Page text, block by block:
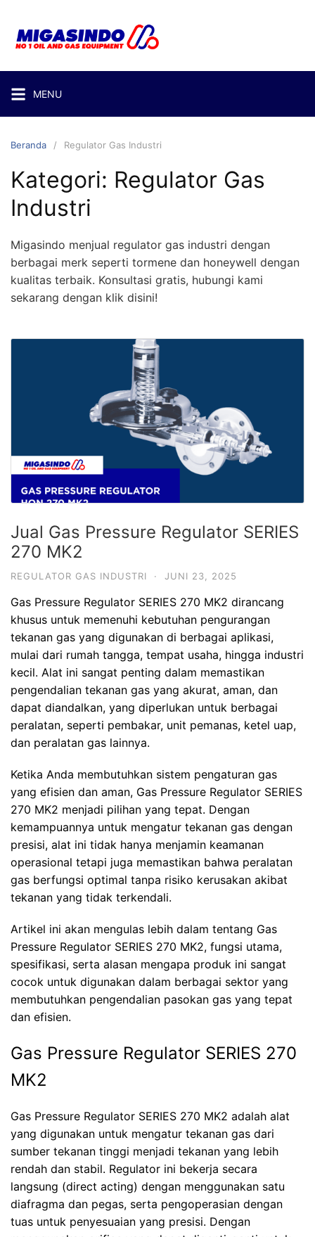
MENU
Beranda Regulator Gas Industri
Kategori: Regulator Gas
Industri
Migasindo menjual regulator gas industri dengan
berbagai merk seperti tormene dan honeywell dengan
kualitas terbaik. Konsultasi gratis, hubungi kami
sekarang dengan klik disini!
Jual Gas Pressure Regulator SERIES
270 MK2
REGULATOR GAS INDUSTRI · JUNI 23, 2025
Gas Pressure Regulator SERIES 270 MK2 dirancang
khusus untuk memenuhi kebutuhan pengurangan
tekanan gas yang digunakan di berbagai aplikasi,
mulai dari rumah tangga, tempat usaha, hingga industri
kecil. Alat ini sangat penting dalam memastikan
pengendalian tekanan gas yang akurat, aman, dan
dapat diandalkan, yang diperlukan untuk berbagai
peralatan, seperti pembakar, unit pemanas, ketel uap,
dan peralatan gas lainnya.
Ketika Anda membutuhkan sistem pengaturan gas
yang efisien dan aman, Gas Pressure Regulator SERIES
270 MK2 menjadi pilihan yang tepat. Dengan
kemampuannya untuk mengatur tekanan gas dengan
presisi, alat ini tidak hanya menjamin keamanan
operasional tetapi juga memastikan bahwa peralatan
gas berfungsi optimal tanpa risiko kerusakan akibat
tekanan yang tidak terkendali.
Artikel ini akan mengulas lebih dalam tentang Gas
Pressure Regulator SERIES 270 MK2, fungsi utama,
spesifikasi, serta alasan mengapa produk ini sangat
cocok untuk digunakan dalam berbagai sektor yang
membutuhkan pengendalian pasokan gas yang tepat
dan efisien.
Gas Pressure Regulator SERIES 270
MK2
Gas Pressure Regulator SERIES 270 MK2 adalah alat
yang digunakan untuk mengatur tekanan gas dari
sumber tekanan tinggi menjadi tekanan yang lebih
rendah dan stabil. Regulator ini bekerja secara
langsung (direct acting) dengan menggunakan satu
diafragma dan pegas, serta pengoperasian dengan
tuas untuk penyesuaian yang presisi. Dengan